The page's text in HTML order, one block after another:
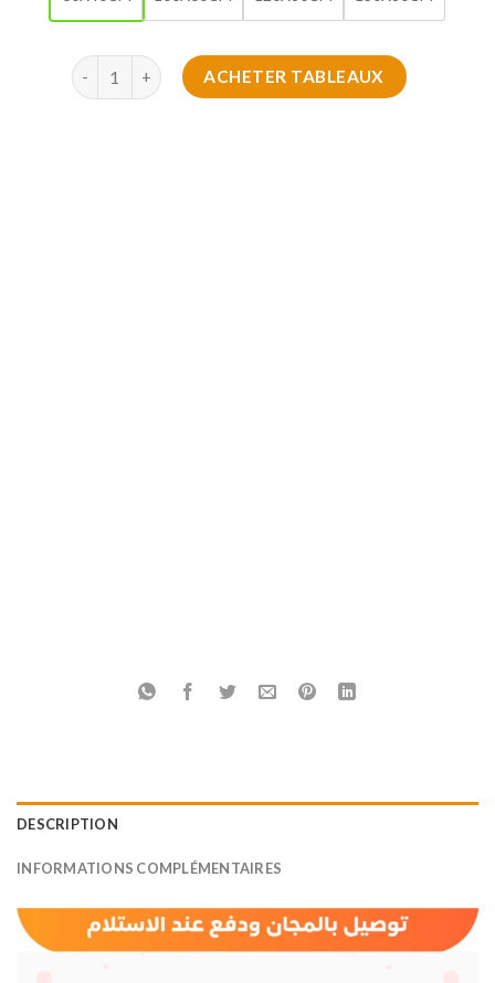
quantité de Tableaux Traditionnels
ACHETER TABLEAUX
DESCRIPTION
INFORMATIONS COMPLÉMENTAIRES